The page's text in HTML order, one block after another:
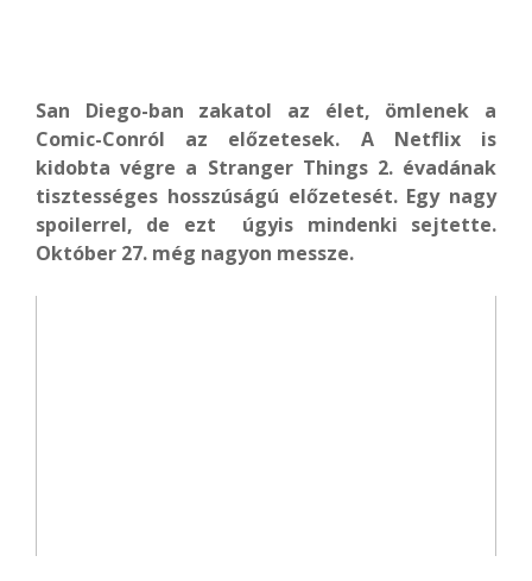
San Diego-ban zakatol az élet, ömlenek a
Comic-Conról az előzetesek. A Netflix is
kidobta végre a Stranger Things 2. évadának
tisztességes hosszúságú előzetesét. Egy nagy
spoilerrel, de ezt úgyis mindenki sejtette.
Október 27. még nagyon messze.